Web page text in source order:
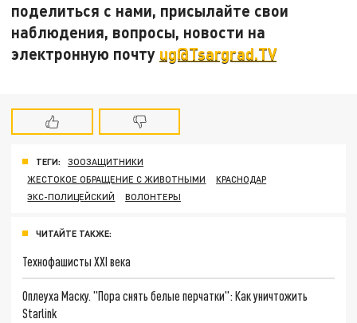
поделиться с нами, присылайте свои
наблюдения, вопросы, новости на
электронную почту ug@Tsargrad.TV
ТЕГИ:
ЗООЗАЩИТНИКИ
ЖЕСТОКОЕ ОБРАЩЕНИЕ С ЖИВОТНЫМИ
КРАСНОДАР
ЭКС-ПОЛИЦЕЙСКИЙ
ВОЛОНТЕРЫ
ЧИТАЙТЕ ТАКЖЕ:
Технофашисты XXI века
Оплеуха Маску. "Пора снять белые перчатки": Как уничтожить
Starlink